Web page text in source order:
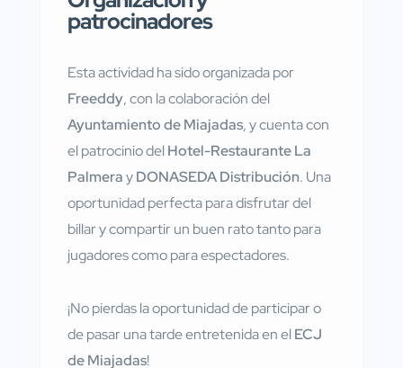
patrocinadores
Esta actividad ha sido organizada por
Freeddy, con la colaboración del
Ayuntamiento de Miajadas, y cuenta con
el patrocinio delHotel-Restaurante La
PalmerayDONASEDA Distribución. Una
oportunidad perfecta para disfrutar del
billar y compartir un buen rato tanto para
jugadores como para espectadores.
¡No pierdas la oportunidad de participar o
de pasar una tarde entretenida en elECJ
de Miajadas!